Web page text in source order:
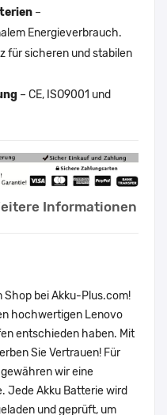
–
Energieverbrauch.
sicheren und stabilen
– CE, ISO9001 und
Informationen
Shop bei Akku-Plus.com!
hochwertigen Lenovo
entschieden haben. Mit
Sie Vertrauen! Für
gewähren wir eine
Jede Akku Batterie wird
und geprüft, um